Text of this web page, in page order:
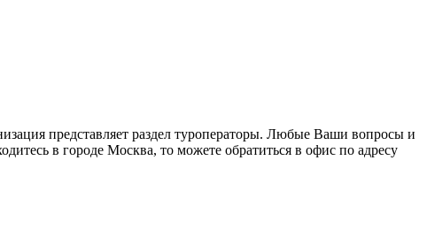
представляет раздел туроператоры. Любые Ваши вопросы и
в городе Москва, то можете обратиться в офис по адресу